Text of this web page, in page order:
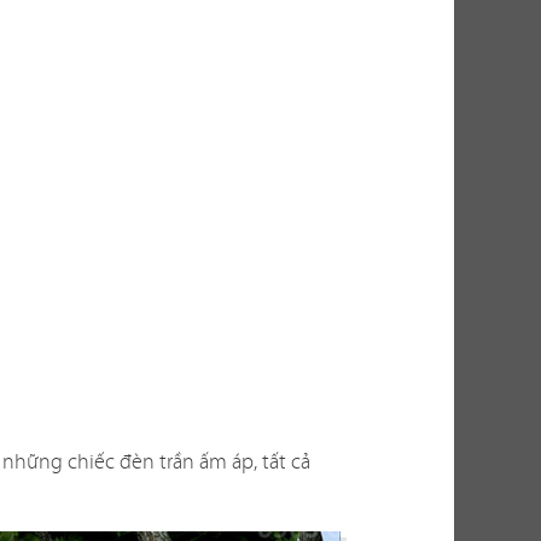
tế, việc
phù hợp
không
chiếc đèn trần ấm áp, tất cả